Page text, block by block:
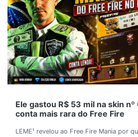
Ele gastou R$ 53 mil na skin
conta mais rara do Free Fire
LEME¹ revelou ao Free Fire Mania por